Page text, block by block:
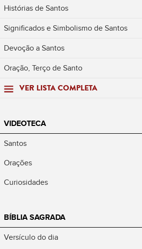
Histórias de Santos
Significados e Simbolismo de Santos
Devoção a Santos
Oração, Terço de Santo
VER LISTA COMPLETA
VIDEOTECA
Santos
Orações
Curiosidades
BÍBLIA SAGRADA
Versículo do dia